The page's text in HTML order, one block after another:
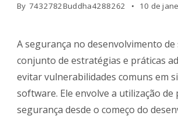
By 7432782Buddha4288262 10 de
A segurança no desenvolvimento
conjunto de estratégias e práticas
evitar vulnerabilidades comuns em
software. Ele envolve a utilização de
segurança desde o começo do